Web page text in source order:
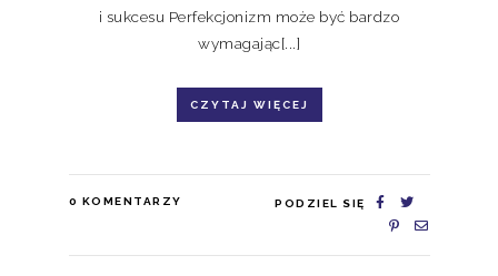
i sukcesu Perfekcjonizm może być bardzo
wymagając[...]
CZYTAJ WIĘCEJ
0 KOMENTARZY PODZIEL SIĘ